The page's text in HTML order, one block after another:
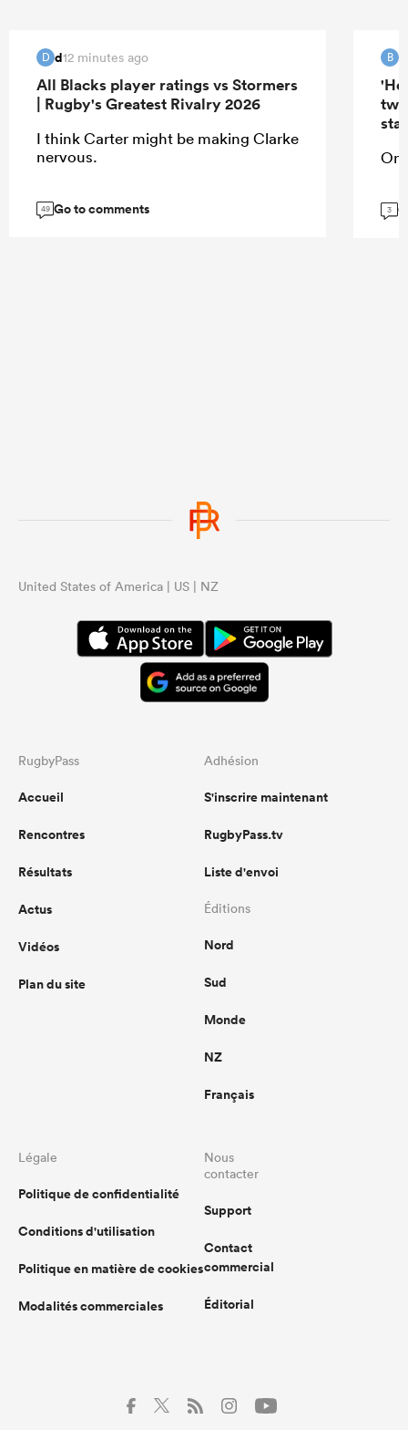
D d12 minutes ago
All Blacks player ratings vs Stormers
| Rugby's Greatest Rivalry 2026
I think Carter might be making Clarke
nervous.
49 Go to comments
B
star
On
3
United States of America | US | NZ
RugbyPass
Accueil
Rencontres
Résultats
Actus
Vidéos
Plan du site
Adhésion
S'inscrire maintenant
RugbyPass.tv
Liste d'envoi
Éditions
Nord
Sud
Monde
NZ
Français
Légale
Politique de confidentialité
Conditions d'utilisation
Politique en matière de cookies
Modalités commerciales
Nous
contacter
Support
Contact
commercial
Éditorial